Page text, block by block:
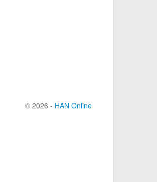
© 2026 - HAN Online